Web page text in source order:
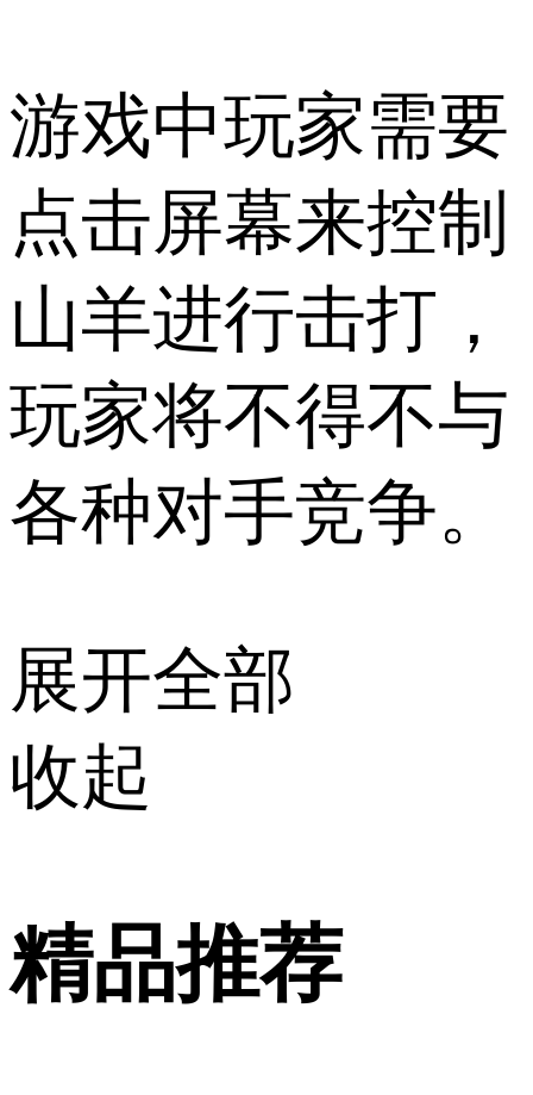
游戏中玩家需要
点击屏幕来控制
山羊进行击打，
玩家将不得不与
各种对手竞争。
展开全部
收起
精品推荐